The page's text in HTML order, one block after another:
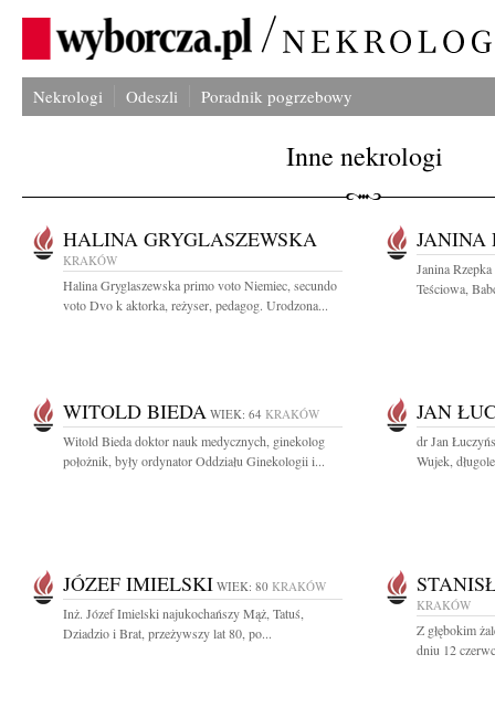
Nekrologi Odeszli Poradnik pogrzebowy
Inne nekrologi
HALINA GRYGLASZEWSKA
KRAKÓW
Halina Gryglaszewska primo voto Niemiec, secundo
voto Dvo k aktorka, reżyser, pedagog. Urodzona...
JANINA
Janina
Teściowa,
WITOLD BIEDA WIEK: 64 KRAKÓW
Witold Bieda doktor nauk medycznych, ginekolog
położnik, były ordynator Oddziału Ginekologii i...
JAN
dr Jan
Wujek,
JÓZEF IMIELSKI WIEK: 80 KRAKÓW
Inż. Józef Imielski najukochańszy Mąż, Tatuś,
Dziadzio i Brat, przeżywszy lat 80, po...
KRAKÓW
Z głębokim
dniu 12